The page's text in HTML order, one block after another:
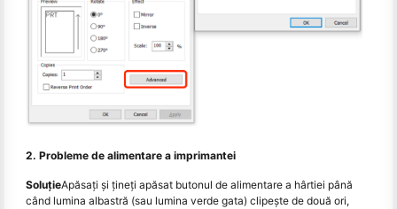
2. Probleme de alimentare a imprimantei
SoluțieApăsaţi şi ţineţi apăsat butonul de alimentare a hârtiei până
când lumina albastră (sau lumina verde gata) clipeşte de două ori,